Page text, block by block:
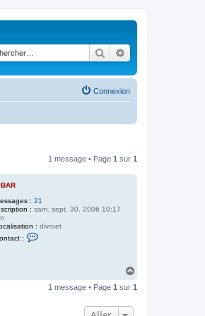
Rechercher
Connexion
1 message • Page 1 sur 1
: 21
: sam. sept. 30, 2006 10:17
: divroet
:
u
1 message • Page 1 sur 1